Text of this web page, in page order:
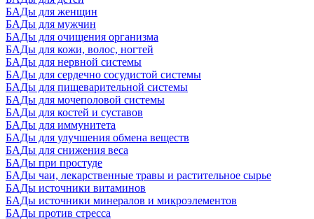
БАДы для женщин
БАДы для мужчин
БАДы для очищения организма
БАДы для кожи, волос, ногтей
БАДы для нервной системы
БАДы для сердечно сосудистой системы
БАДы для пищеварительной системы
БАДы для мочеполовой системы
БАДы для костей и суставов
БАДы для иммунитета
БАДы для улучшения обмена веществ
БАДы для снижения веса
БАДы при простуде
БАДы чаи, лекарственные травы и растительное сырье
БАДы источники витаминов
БАДы источники минералов и микроэлементов
БАДы против стресса